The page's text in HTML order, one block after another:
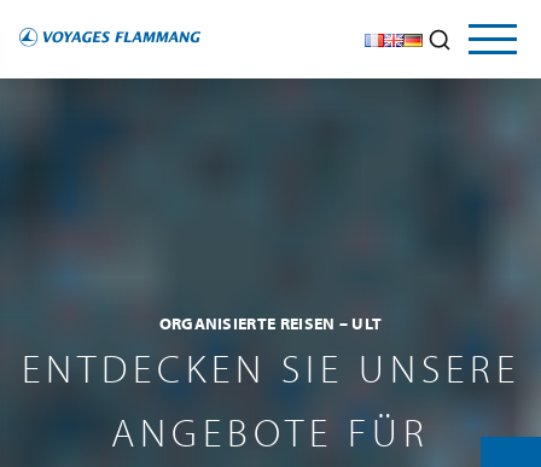
ORGANISIERTE REISEN – ULT
ENTDECKEN SIE UNSERE
ANGEBOTE FÜR